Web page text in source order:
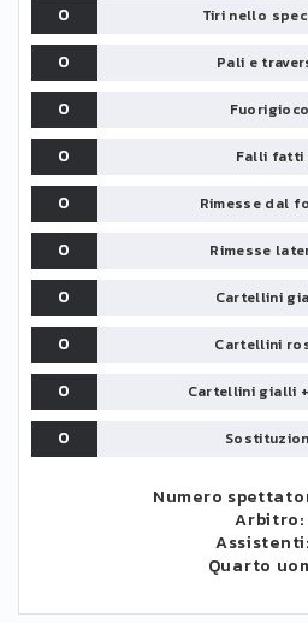
0
Tiri nello
0
Pali e
0
Fuorigioco
0
Falli fatti
0
Rimesse dal
0
Rimesse
0
Cartellini
0
Cartellini
0
Cartellini gialli
0
Numero
Arbitro:
Assistenti:
Quarto